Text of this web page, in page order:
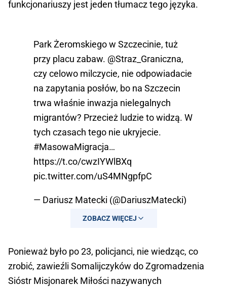
funkcjonariuszy jest jeden tłumacz tego języka.
Park Żeromskiego w Szczecinie, tuż
przy placu zabaw. @Straz_Graniczna,
czy celowo milczycie, nie odpowiadacie
na zapytania posłów, bo na Szczecin
trwa właśnie inwazja nielegalnych
migrantów? Przecież ludzie to widzą. W
tych czasach tego nie ukryjecie.
#MasowaMigracja…
https://t.co/cwzIYWlBXq
pic.twitter.com/uS4MNgpfpC
— Dariusz Matecki (@DariuszMatecki)
June 22, 2025ZOBACZ WIĘCEJ
Ponieważ było po 23, policjanci, nie wiedząc, co
zrobić, zawieźli Somalijczyków do Zgromadzenia
Sióstr Misjonarek Miłości nazywanych